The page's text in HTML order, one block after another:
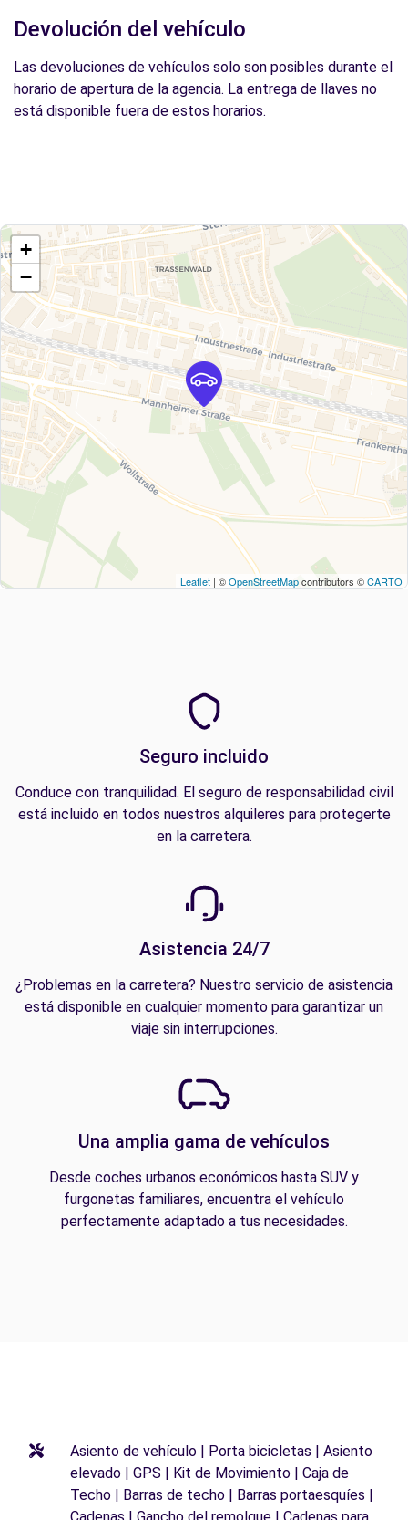
Devolución del vehículo
Las devoluciones de vehículos solo son posibles durante el
horario de apertura de la agencia. La entrega de llaves no
está disponible fuera de estos horarios.
+
−
Leaflet | ©OpenStreetMapcontributors ©CARTO
Seguro incluido
Conduce con tranquilidad. El seguro de responsabilidad civil
está incluido en todos nuestros alquileres para protegerte
en la carretera.
Asistencia 24/7
¿Problemas en la carretera? Nuestro servicio de asistencia
está disponible en cualquier momento para garantizar un
viaje sin interrupciones.
Una amplia gama de vehículos
Desde coches urbanos económicos hasta SUV y
furgonetas familiares, encuentra el vehículo
perfectamente adaptado a tus necesidades.
Asiento de vehículo | Porta bicicletas | Asiento
elevado | GPS | Kit de Movimiento | Caja de
Techo | Barras de techo | Barras portaesquíes |